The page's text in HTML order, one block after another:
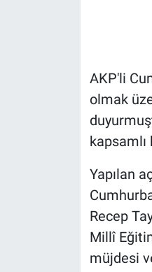
AKP'li
olmak
Yapılan
Recep
Millî
müjdesi
Koronavirüs